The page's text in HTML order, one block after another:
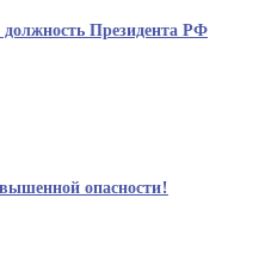
Президента РФ
опасности!